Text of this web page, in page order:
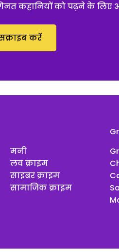
कहानियों को पढ़ने के लिए
करें
मनी
लव क्राइम
साइबर क्राइम
सामाजिक क्राइम